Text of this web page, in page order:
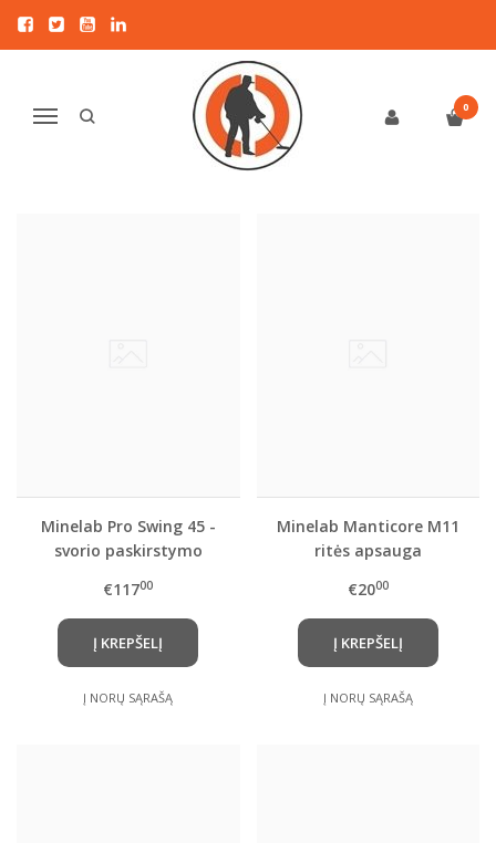
Navigacija
0
MINELAB
Minelab
Minelab Pro Swing 45 -
svorio paskirstymo
€11700
Į KREPŠELĮ
Į NORŲ SĄRAŠĄ
Minelab Manticore M11
ritės apsauga
€2000
Į KREPŠELĮ
Į NORŲ SĄRAŠĄ